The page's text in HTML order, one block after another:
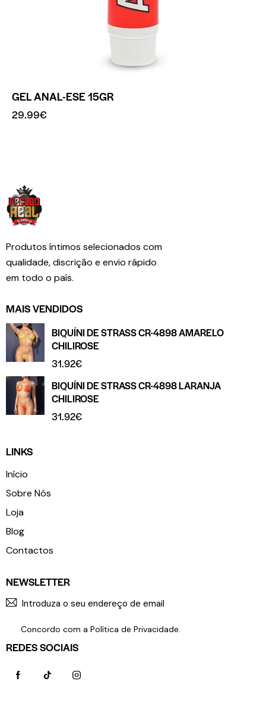
GEL ANAL-ESE 15GR
29.99€
Produtos íntimos selecionados com
qualidade, discrição e envio rápido
em todo o país.
MAIS VENDIDOS
BIQUÍNI DE STRASS CR-4898 AMARELO
CHILIROSE
31.92€
BIQUÍNI DE STRASS CR-4898 LARANJA
CHILIROSE
31.92€
LINKS
Início
Sobre Nós
Loja
Blog
Contactos
NEWSLETTER
Concordo com a Política de Privacidade.
REDES SOCIAIS